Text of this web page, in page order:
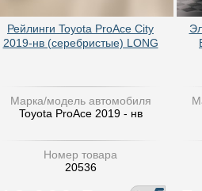
Рейлинги Toyota ProAce City
2019-нв (серебристые) LONG
Марка/модель автомобиля
Toyota ProAce 2019 - нв
Номер товара
20536